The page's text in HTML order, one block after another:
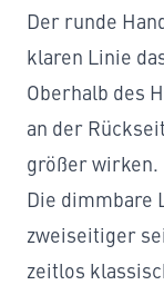
Der runde
klaren Linie
Oberhalb des
an der
größer wirken.
Die dimmbare
zweiseitiger
zeitlos